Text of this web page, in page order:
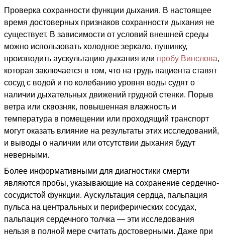
Проверка сохранности функции дыхания. В настоящее
время достоверных признаков сохранности дыхания не
существует. В зависимости от условий внешней среды
можно использовать холодное зеркало, пушинку,
производить аускультацию дыхания или пробу Винслова,
которая заключается в том, что на грудь пациента ставят
сосуд с водой и по колебанию уровня воды судят о
наличии дыхательных движений грудной стенки. Порыв
ветра или сквозняк, повышенная влажность и
температура в помещении или проходящий транспорт
могут оказать влияние на результаты этих исследований,
и выводы о наличии или отсутствии дыхания будут
неверными.
Более информативными для диагностики смерти
являются пробы, указывающие на сохранение сердечно-
сосудистой функции. Аускультация сердца, пальпация
пульса на центральных и периферических сосудах,
пальпация сердечного толчка — эти исследования
нельзя в полной мере считать достоверными. Даже при